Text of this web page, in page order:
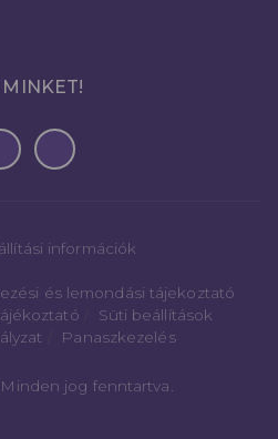
MINKET!
információk
és lemondási tájekoztató
Süti beállítások
Panaszkezelés
jog fenntartva.